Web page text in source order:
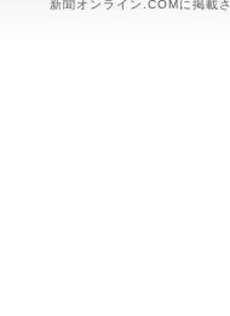
新聞オンライン.COMに掲載